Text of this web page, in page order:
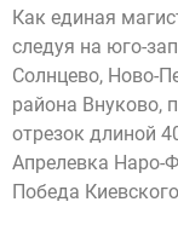
Как единая
следуя на юго-
Солнцево, Ново-
района Внуково,
отрезок длиной
Апрелевка Наро-
Победа